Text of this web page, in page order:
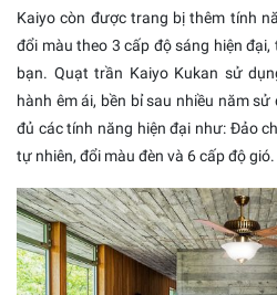
Kaiyo còn được trang bị thêm tính
đổi màu theo 3 cấp độ sáng hiện
bạn. Quạt trần Kaiyo Kukan sử
hành êm ái, bền bỉ sau nhiều năm
đủ các tính năng hiện đại như: Đảo
tự nhiên, đổi màu đèn và 6 cấp độ gió.